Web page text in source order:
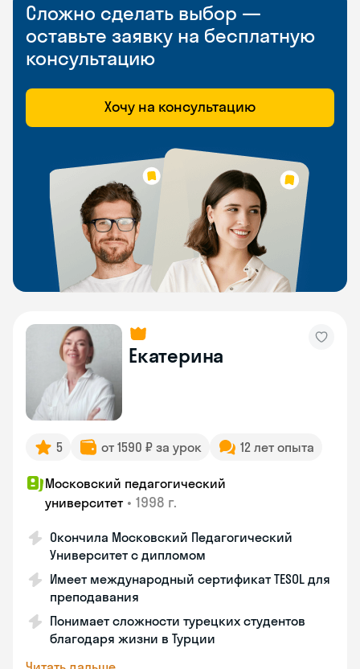
Сложно сделать выбор —
оставьте заявку на бесплатную
консультацию
Хочу на консультацию
Екатерина
5 от 1590 ₽ за урок 12 лет опыта
Московский педагогический
университет • 1998 г.
Окончила Московский Педагогический
Университет с дипломом
Имеет международный сертификат TESOL для
преподавания
Понимает сложности турецких студентов
благодаря жизни в Турции